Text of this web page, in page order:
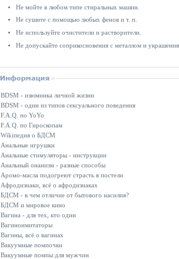
Не мойте в любом типе стиральных машин.
Не сушите с помощью любых фенов и т. п.
Не используйте очистители и растворители.
Не допускайте соприкосновения с металлом и
BDSM - изюминка личной жизни
BDSM - один из типов сексуального поведения
F.A.Q. по YoYo
F.A.Q. по Гироскопам
Wikiпедия о БДСМ
Анальные игрушки
Анальные стимуляторы - инструкции
Анальный онанизм - разные способы
Аромо-масла подогреют страсть в постели
Афродизиаки, всё о афродизиаках
БДСМ - в чем отличие от бытового насилия?
БДСМ и мировое кино
Вагина - для тех, кто один
Вагиноимитаторы
Вагины, всё о вагинах
Вакуумные помпочки
Вакуумные помпы для мужчин